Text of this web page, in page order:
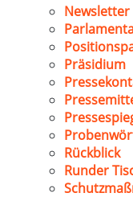
Newsletter
Präsidium
Rückblick
Runder